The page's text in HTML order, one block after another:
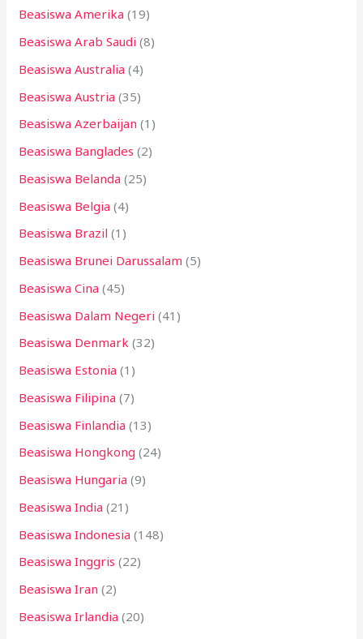
u
k
:
Beasiswa Amerika (19)
Beasiswa Arab Saudi (8)
Beasiswa Australia (4)
Beasiswa Austria (35)
Beasiswa Azerbaijan (1)
Beasiswa Banglades (2)
Beasiswa Belanda (25)
Beasiswa Belgia (4)
Beasiswa Brazil (1)
Beasiswa Brunei Darussalam (5)
Beasiswa Cina (45)
Beasiswa Dalam Negeri (41)
Beasiswa Denmark (32)
Beasiswa Estonia (1)
Beasiswa Filipina (7)
Beasiswa Finlandia (13)
Beasiswa Hongkong (24)
Beasiswa Hungaria (9)
Beasiswa India (21)
Beasiswa Indonesia (148)
Beasiswa Inggris (22)
Beasiswa Iran (2)
Beasiswa Irlandia (20)